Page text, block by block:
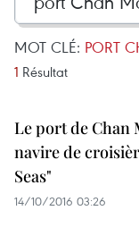
MOT CLÉ: PORT
1 Résultat
Le port de Chan
navire de
Seas"
14/10/2016 03:26